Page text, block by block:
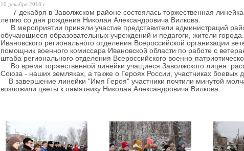
10 декабря 2018 г.
7 декабря в Заволжском районе состоялась торжественная
летию со дня рождения Николая Александровича Вилкова.
В мероприятии приняли участие представители администраций
обучающиеся образовательных учреждений и педагоги, жители
Ивановского регионального отделения Всероссийской организации
помощник военного комиссара Ивановской области по работе с
штаба регионального отделения Всероссийского военно-
Во время торжественной линейки учащиеся Заволжского лицея
Союза - наших земляках, а также о Героях России, участниках боевых
В завершение линейки "Имя Героя" участники почтили минутой
возложили цветы к памятнику Николая Александровича Вилкова.